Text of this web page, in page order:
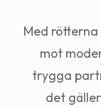
Med
mot
trygga
det